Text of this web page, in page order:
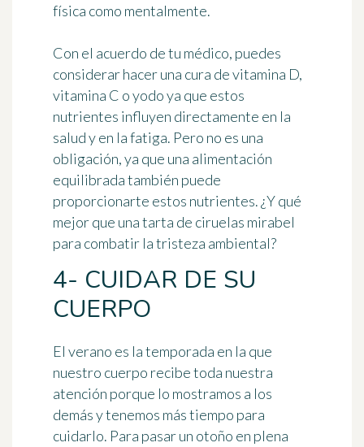
física como mentalmente.
Con el acuerdo de tu médico, puedes
considerar haceruna cura de vitamina D,
vitamina C o yodoya que estos
nutrientes influyen directamente en la
salud y en la fatiga. Pero no es una
obligación, ya que una alimentación
equilibrada también puede
proporcionarte estos nutrientes. ¿Y qué
mejor que una tarta de ciruelas mirabel
para combatir la tristeza ambiental?
4- CUIDAR DE SU
CUERPO
El verano es la temporada en la que
nuestro cuerpo recibe toda nuestra
atención porque lo mostramos a los
demás y tenemos más tiempo para
cuidarlo. Para pasar un otoño en plena